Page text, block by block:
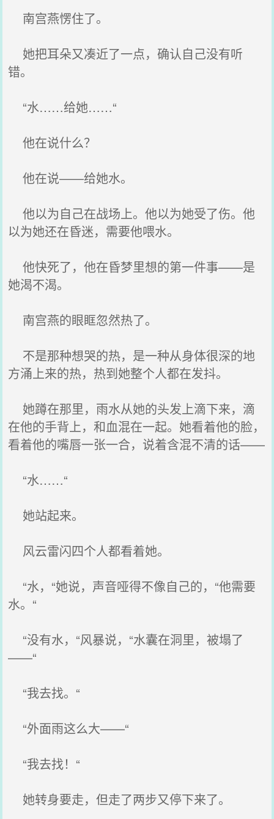
南宫燕愣住了。
她把耳朵又凑近了一点，确认自己没有听
错。
“水……给她……“
他在说什么？
他在说——给她水。
他以为自己在战场上。他以为她受了伤。他
以为她还在昏迷，需要他喂水。
他快死了，他在昏梦里想的第一件事——是
她渴不渴。
南宫燕的眼眶忽然热了。
不是那种想哭的热，是一种从身体很深的地
方涌上来的热，热到她整个人都在发抖。
她蹲在那里，雨水从她的头发上滴下来，滴
在他的手背上，和血混在一起。她看着他的脸，
看着他的嘴唇一张一合，说着含混不清的话——
“水……“
她站起来。
风云雷闪四个人都看着她。
“水，“她说，声音哑得不像自己的，“他需要
水。“
“没有水，“风暴说，“水囊在洞里，被塌了
——“
“我去找。“
“外面雨这么大——“
“我去找！“
她转身要走，但走了两步又停下来了。